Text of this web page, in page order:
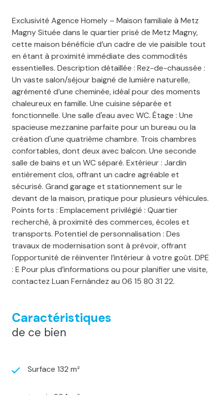
Exclusivité Agence Homely – Maison familiale à Metz
Magny Située dans le quartier prisé de Metz Magny,
cette maison bénéficie d’un cadre de vie paisible tout
en étant à proximité immédiate des commodités
essentielles. Description détaillée : Rez-de-chaussée :
Un vaste salon/séjour baigné de lumière naturelle,
agrémenté d’une cheminée, idéal pour des moments
chaleureux en famille. Une cuisine séparée et
fonctionnelle. Une salle d'eau avec WC. Étage : Une
spacieuse mezzanine parfaite pour un bureau ou la
création d'une quatrième chambre. Trois chambres
confortables, dont deux avec balcon. Une seconde
salle de bains et un WC séparé. Extérieur : Jardin
entièrement clos, offrant un cadre agréable et
sécurisé. Grand garage et stationnement sur le
devant de la maison, pratique pour plusieurs véhicules.
Points forts : Emplacement privilégié : Quartier
recherché, à proximité des commerces, écoles et
transports. Potentiel de personnalisation : Des
travaux de modernisation sont à prévoir, offrant
l'opportunité de réinventer l’intérieur à votre goût. DPE
: E Pour plus d’informations ou pour planifier une visite,
contactez Luan Fernández au 06 15 80 31 22.
Caractéristiques
de ce bien
Surface 132 m²